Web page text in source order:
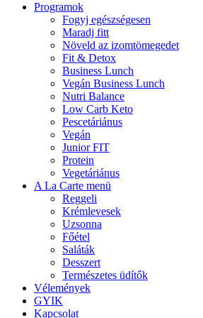
Programok
Fogyj egészségesen
Maradj fitt
Növeld az izomtömegedet
Fit & Detox
Business Lunch
Vegán Business Lunch
Nutri Balance
Low Carb Keto
Pescetáriánus
Vegán
Junior FIT
Protein
Vegetáriánus
A La Carte menü
Reggeli
Krémlevesek
Uzsonna
Főétel
Saláták
Desszert
Természetes üdítők
Vélemények
GYIK
Kapcsolat